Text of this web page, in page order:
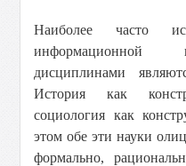
Наиболее часто
информационной
дисциплинами
История как
социология как
этом обе эти науки
формально,